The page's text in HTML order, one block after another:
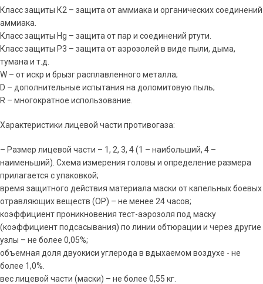
Класс защиты К2 – защита от аммиака и органических соединений
аммиака.
Класс защиты Hg – защита от пар и соединений ртути.
Класс защиты Р3 – защита от аэрозолей в виде пыли, дыма,
тумана и т.д.
W – от искр и брызг расплавленного металла;
D – дополнительные испытания на доломитовую пыль;
R – многократное использование.
Характеристики лицевой части противогаза:
– Размер лицевой части – 1, 2, 3, 4 (1 – наибольший, 4 –
наименьший). Схема измерения головы и определение размера
прилагается с упаковкой;
время защитного действия материала маски от капельных боевых
отравляющих веществ (ОР) – не менее 24 часов;
коэффициент проникновения тест-аэрозоля под маску
(коэффициент подсасывания) по линии обтюрации и через другие
узлы – не более 0,05%;
объемная доля двуокиси углерода в вдыхаемом воздухе - не
более 1,0%.
вес лицевой части (маски) – не более 0,55 кг.